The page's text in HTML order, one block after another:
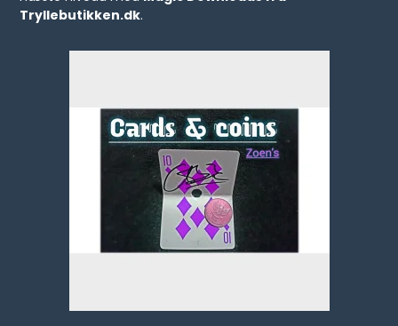
Tryllebutikken.dk.